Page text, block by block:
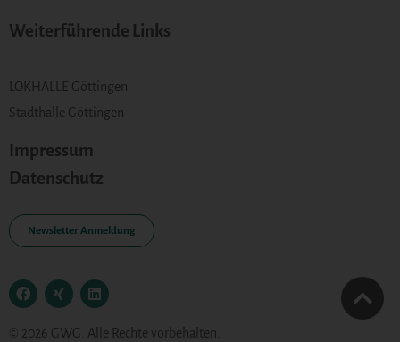
Weiterführende Links
LOKHALLE Göttingen
Stadthalle Göttingen
Impressum
Datenschutz
Newsletter Anmeldung
© 2026 GWG. Alle Rechte vorbehalten.